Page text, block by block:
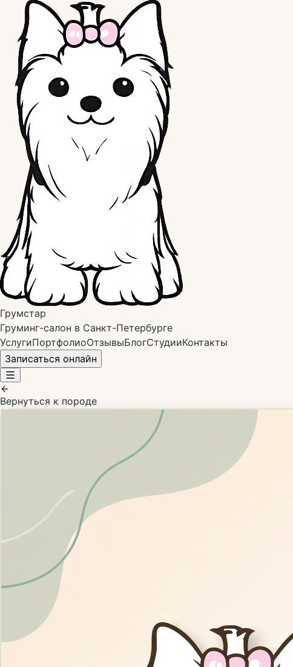
Грумстар
Груминг-салон в Санкт-Петербурге
УслугиПортфолиоОтзывыБлогСтудииКонтакты
Записаться онлайн
Вернуться к породе